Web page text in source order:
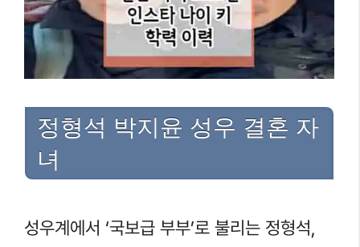
정형석 박지윤 성우 결혼 자
녀
성우계에서 ‘국보급 부부’로 불리는 정형석,